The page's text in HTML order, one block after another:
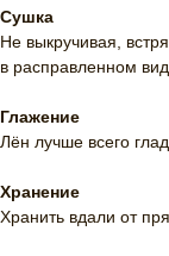
Сушка
Не выкручивая,
в расправленном
Глажение
Лён лучше всего
Хранение
Хранить вдали от